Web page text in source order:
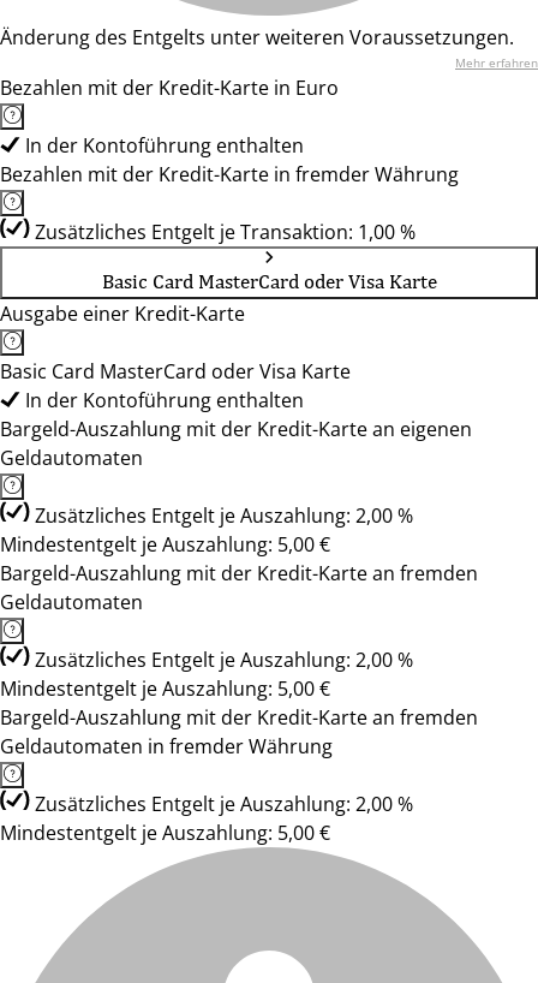
Änderung des Entgelts unter weiteren Voraussetzungen.
Mehr erfahren
Bezahlen mit der Kredit-Karte in Euro
In der Kontoführung enthalten
Bezahlen mit der Kredit-Karte in fremder Währung
Zusätzliches Entgelt je Transaktion: 1,00 %
Basic Card MasterCard oder Visa Karte
Ausgabe einer Kredit-Karte
Basic Card MasterCard oder Visa Karte
In der Kontoführung enthalten
Bargeld-Auszahlung mit der Kredit-Karte an eigenen
Geldautomaten
Zusätzliches Entgelt je Auszahlung: 2,00 %
Mindestentgelt je Auszahlung: 5,00 €
Bargeld-Auszahlung mit der Kredit-Karte an fremden
Geldautomaten
Zusätzliches Entgelt je Auszahlung: 2,00 %
Mindestentgelt je Auszahlung: 5,00 €
Bargeld-Auszahlung mit der Kredit-Karte an fremden
Geldautomaten in fremder Währung
Zusätzliches Entgelt je Auszahlung: 2,00 %
Mindestentgelt je Auszahlung: 5,00 €